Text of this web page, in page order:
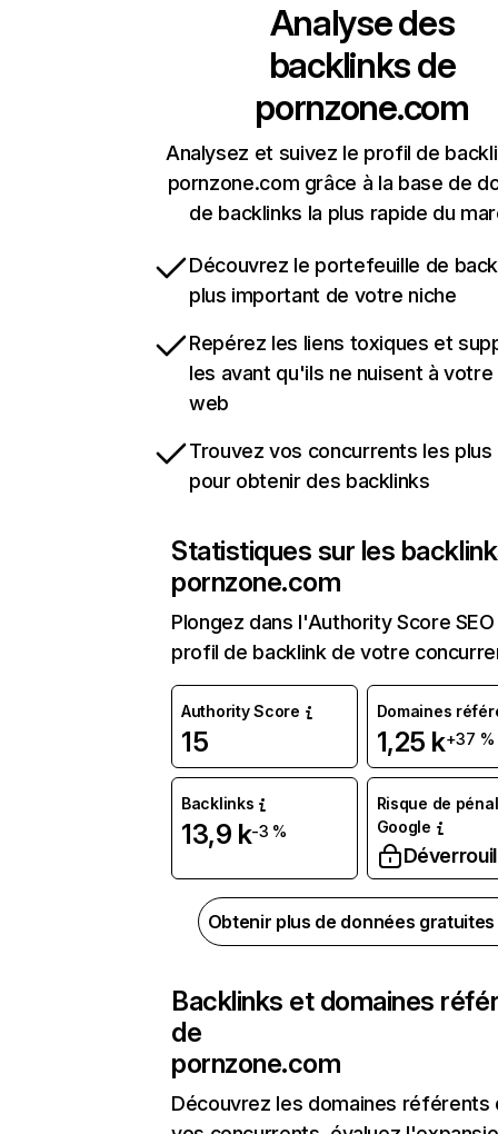
Analyse des
backlinks de
pornzone.com
Analysez et suivez le profil de
pornzone.com grâce à la base de
de backlinks la plus rapide du
Découvrez le portefeuille de
plus important de votre niche
Repérez les liens toxiques et
les avant qu'ils ne nuisent à
web
Trouvez vos concurrents les
pour obtenir des backlinks
Statistiques sur les
pornzone.com
Plongez dans l'Authority Score
profil de backlink de votre
Authority Score
15
Domaines
1,25 k+37 %
Backlinks
13,9 k-3 %
Risque de
Google
Obtenir plus de données
Backlinks et domaines
de
pornzone.com
Découvrez les domaines référents